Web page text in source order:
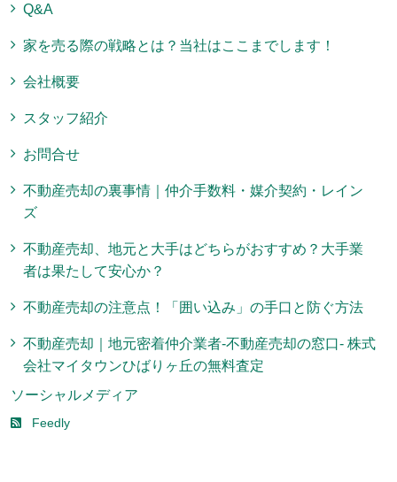
Q&A
家を売る際の戦略とは？当社はここまでします！
会社概要
スタッフ紹介
お問合せ
不動産売却の裏事情｜仲介手数料・媒介契約・レイン
ズ
不動産売却、地元と大手はどちらがおすすめ？大手業
者は果たして安心か？
不動産売却の注意点！「囲い込み」の手口と防ぐ方法
不動産売却｜地元密着仲介業者-不動産売却の窓口- 株式
会社マイタウンひばりヶ丘の無料査定
ソーシャルメディア
Feedly